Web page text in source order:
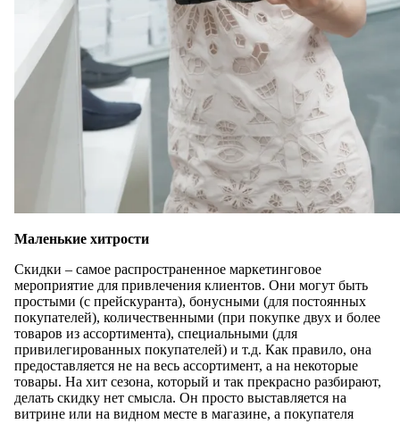
Маленькие хитрости
Скидки – самое распространенное маркетинговое
мероприятие для привлечения клиентов. Они могут быть
простыми (с прейскуранта), бонусными (для постоянных
покупателей), количественными (при покупке двух и более
товаров из ассортимента), специальными (для
привилегированных покупателей) и т.д. Как правило, она
предоставляется не на весь ассортимент, а на некоторые
товары. На хит сезона, который и так прекрасно разбирают,
делать скидку нет смысла. Он просто выставляется на
витрине или на видном месте в магазине, а покупателя